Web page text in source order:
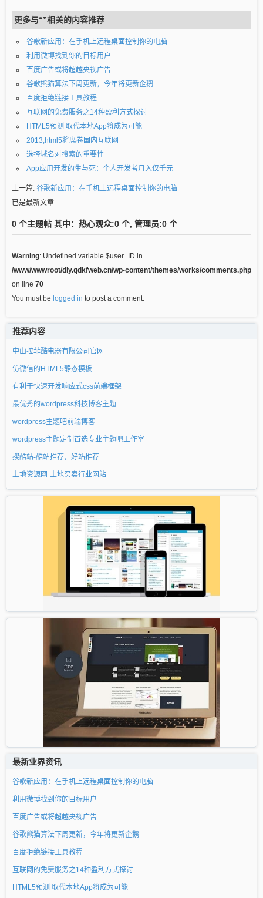
更多与“”相关的内容推荐
谷歌新应用：在手机上远程桌面控制你的电脑
利用微博找到你的目标用户
百度广告或将超越央视广告
谷歌熊猫算法下周更新，今年将更新企鹅
百度拒绝链接工具教程
互联网的免费服务之14种盈利方式探讨
HTML5预测 取代本地App将成为可能
2013,html5将席卷国内互联网
选择域名对搜索的重要性
App应用开发的生与死：个人开发者月入仅千元
上一篇: 谷歌新应用：在手机上远程桌面控制你的电脑
已是最新文章
0 个主题帖 其中：热心观众:0 个, 管理员:0 个
Warning: Undefined variable $user_ID in
/www/wwwroot/diy.qdkfweb.cn/wp-content/themes/works/comments.php
on line 70
You must be logged in to post a comment.
推荐内容
中山拉菲酷电器有限公司官网
仿微信的HTML5静态模板
有利于快速开发响应式css前端框架
最优秀的wordpress科技博客主题
wordpress主题吧前端博客
wordpress主题定制首选专业主题吧工作室
搜酷站-酷站推荐，好站推荐
土地资源网-土地买卖行业网站
最新业界资讯
谷歌新应用：在手机上远程桌面控制你的电脑
利用微博找到你的目标用户
百度广告或将超越央视广告
谷歌熊猫算法下周更新，今年将更新企鹅
百度拒绝链接工具教程
互联网的免费服务之14种盈利方式探讨
HTML5预测 取代本地App将成为可能